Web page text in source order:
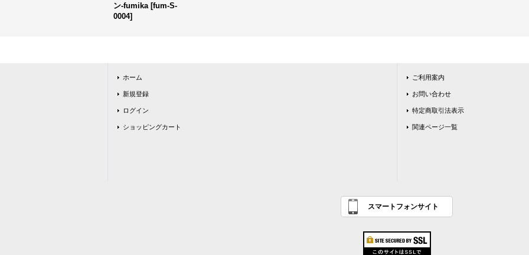
ン-fumika [fum-S-
0004]
ホーム
新規登録
ログイン
ショッピングカート
ご利用案内
お問い合わせ
特定商取引法表示
関連ページ一覧
スマートフォンサイト